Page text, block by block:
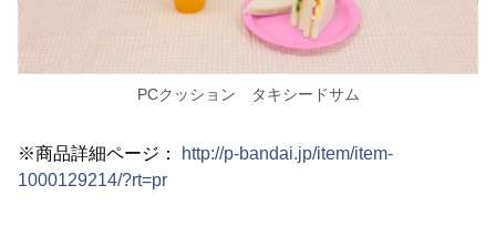
PCクッション タキシードサム
※商品詳細ページ：
http://p-bandai.jp/item/item-
1000129214/?rt=pr